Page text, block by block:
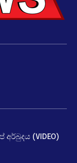
(VIDEO)